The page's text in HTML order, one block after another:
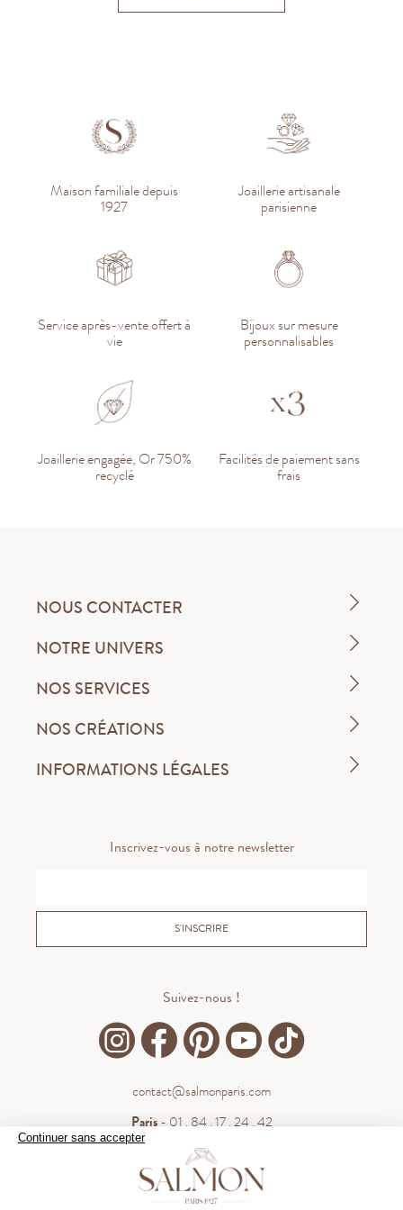
Continuer sans accepter
Maison familiale depuis
1927
Joaillerie artisanale
parisienne
Service après-vente offert à
vie
Bijoux sur mesure
personnalisables
Joaillerie engagée, Or 750%
recyclé
Facilités de paiement sans
frais
NOUS CONTACTER
NOTRE UNIVERS
NOS SERVICES
NOS CRÉATIONS
INFORMATIONS LÉGALES
Inscrivez-vous à notre newsletter
S'INSCRIRE
Suivez-nous !
contact@salmonparis.com
Paris- 01 . 84 . 17 . 24 . 42
- 05 . 35 . 54 . 45 . 53
WhatsApp- 07 . 81 . 63 . 76 . 57